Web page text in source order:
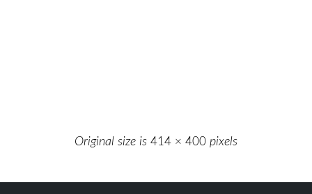
Original size is 414 × 400 pixels